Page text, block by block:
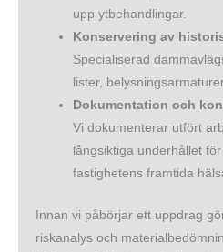
upp ytbehandlingar.
Konservering av
Specialiserad
lister,
Dokumentation och
Vi dokumenterar utfört
långsiktiga underhållet
fastighetens framtida
Innan vi påbörjar ett uppdrag
riskanalys och